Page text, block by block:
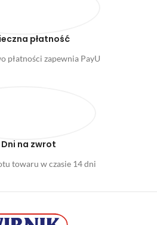
płatność
płatności zapewnia PayU
Dni na zwrot
towaru w czasie 14 dni